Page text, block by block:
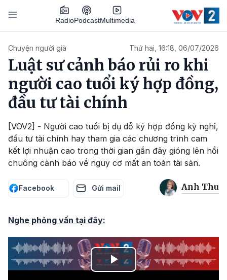
Nhảy đến nội dung
RadioPodcastMultimedia
Chuyện người già Thứ hai, 16:18, 06/07/2026
Luật sư cảnh báo rủi ro khi
người cao tuổi ký hợp đồng,
đầu tư tài chính
[VOV2] - Người cao tuổi bị dụ dỗ ký hợp đồng kỳ nghỉ,
đầu tư tài chính hay tham gia các chương trình cam
kết lợi nhuận cao trong thời gian gần đây gióng lên hồi
chuông cảnh báo về nguy cơ mất an toàn tài sản.
Facebook Gửi mail Anh Thu
Nghe phỏng vấn tại đây:
Play